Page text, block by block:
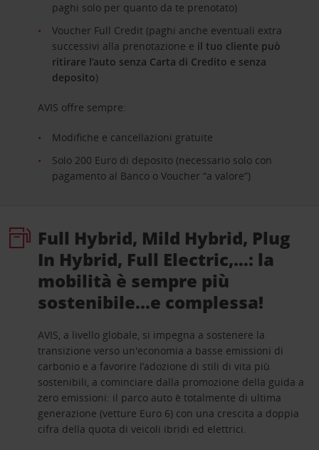
paghi solo per quanto da te prenotato)
Voucher Full Credit (paghi anche eventuali extra
successivi alla prenotazione e il tuo cliente può
ritirare l’auto senza Carta di Credito e senza
deposito)
AVIS offre sempre:
Modifiche e cancellazioni gratuite
Solo 200 Euro di deposito (necessario solo con
pagamento al Banco o Voucher “a valore”)
Full Hybrid, Mild Hybrid, Plug
In Hybrid, Full Electric,…: la
mobilità è sempre più
sostenibile...e complessa!
AVIS, a livello globale, si impegna a sostenere la
transizione verso un'economia a basse emissioni di
carbonio e a favorire l’adozione di stili di vita più
sostenibili, a cominciare dalla promozione della guida a
zero emissioni: il parco auto è totalmente di ultima
generazione (vetture Euro 6) con una crescita a doppia
cifra della quota di veicoli ibridi ed elettrici.